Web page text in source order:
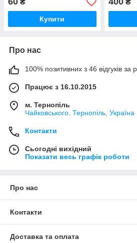
₴
Купити
₴
Про нас
100% позитивних з 46 відгуків за
Працює з 16.10.2015
м. Тернопіль
Чайковського, Тернопіль, Україна
Контакти
Сьогодні вихідний
Показати весь графік роботи
Про нас
Контакти
Доставка та оплата